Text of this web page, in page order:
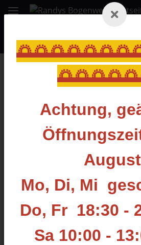
Achtung,
Mo, Di, Mi
Do, Fr 18:30 -
Sa 10:00 -
Zurück zur Liste BOWTECH